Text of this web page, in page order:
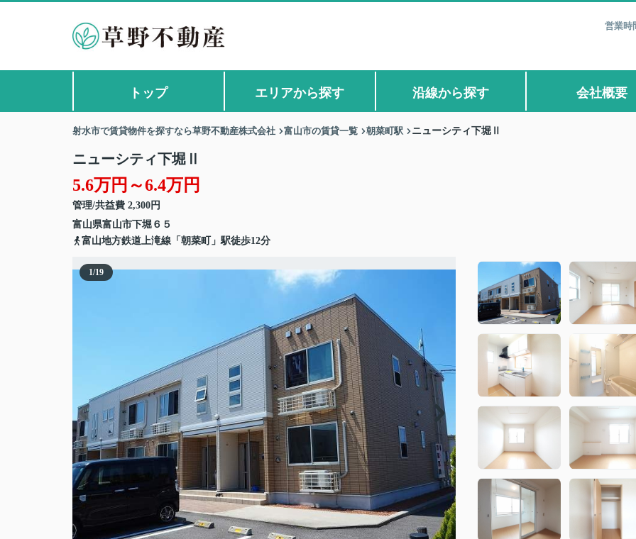
営業
トップ エリアから探す 沿線から探す 会社概要
射水市で賃貸物件を探すなら草野不動産株式会社 富山市の賃貸一覧 朝菜町駅 ニューシティ下堀Ⅱ
ニューシティ下堀Ⅱ
5.6万円～6.4万円
管理/共益費 2,300円
富山県富山市下堀 ６５
富山地方鉄道上滝線「朝菜町」駅徒歩12分
1/19